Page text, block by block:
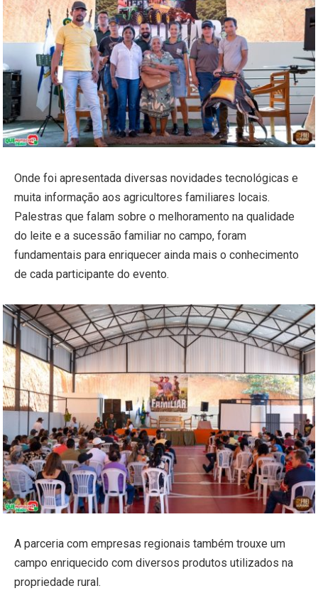
Onde foi apresentada diversas novidades tecnológicas e
muita informação aos agricultores familiares locais.
Palestras que falam sobre o melhoramento na qualidade
do leite e a sucessão familiar no campo, foram
fundamentais para enriquecer ainda mais o conhecimento
de cada participante do evento.
A parceria com empresas regionais também trouxe um
campo enriquecido com diversos produtos utilizados na
propriedade rural.